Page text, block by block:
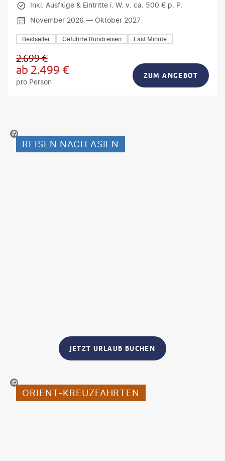
Inkl. Ausflüge & Eintritte i. W. v. ca. 500 € p. P.
November 2026 — Oktober 2027
Bestseller Geführte Rundreisen Last Minute
2.699€
ab2.499 €
pro Person
ZUM ANGEBOT
- gty
REISEN NACH ASIEN
JETZT URLAUB BUCHEN
gty
ORIENT-KREUZFAHRTEN